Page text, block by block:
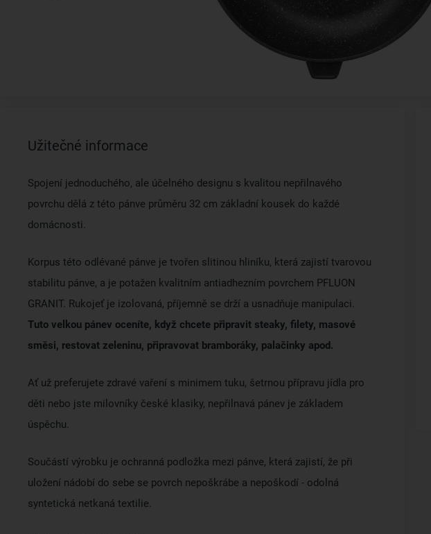
Užitečné informace
Spojení jednoduchého, ale účelného designu s kvalitou nepřilnavého
povrchu dělá z této pánve průměru 32 cm základní kousek do každé
domácnosti.
Korpus této odlévané pánve je tvořen slitinou hliníku, která zajistí tvarovou
stabilitu pánve, a je potažen kvalitním antiadhezním povrchem PFLUON
GRANIT. Rukojeť je izolovaná, příjemně se drží a usnadňuje manipulaci.
Tuto velkou pánev oceníte, když chcete připravit steaky, filety, masové
směsi, restovat zeleninu, připravovat bramboráky, palačinky apod.
Ať už preferujete zdravé vaření s minimem tuku, šetrnou přípravu jídla pro
děti nebo jste milovníky české klasiky, nepřilnavá pánev je základem
úspěchu.
Součástí výrobku je ochranná podložka mezi pánve, která zajistí, že při
uložení nádobí do sebe se povrch nepoškrábe a nepoškodí - odolná
syntetická netkaná textilie.